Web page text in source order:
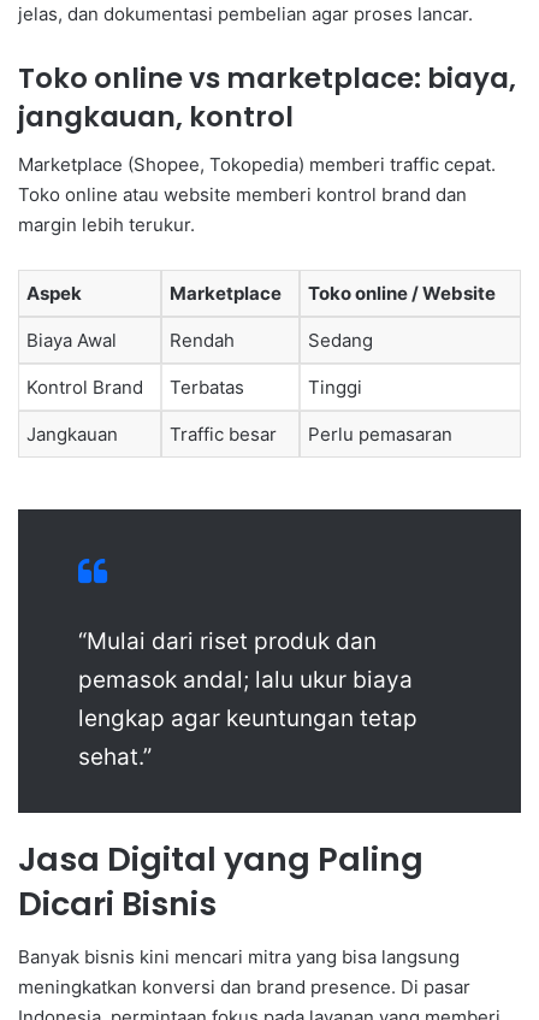
jelas, dan dokumentasi pembelian agar proses lancar.
Toko online vs marketplace: biaya,
jangkauan, kontrol
Marketplace (Shopee, Tokopedia) memberi traffic cepat.
Toko online atau website memberi kontrol brand dan
margin lebih terukur.
Aspek Marketplace Toko online / Website
Biaya Awal Rendah Sedang
Kontrol Brand Terbatas Tinggi
Jangkauan Traffic besar Perlu pemasaran
“Mulai dari riset produk dan
pemasok andal; lalu ukur biaya
lengkap agar keuntungan tetap
sehat.”
Jasa Digital yang Paling
Dicari Bisnis
Banyak bisnis kini mencari mitra yang bisa langsung
meningkatkan konversi dan brand presence. Di pasar